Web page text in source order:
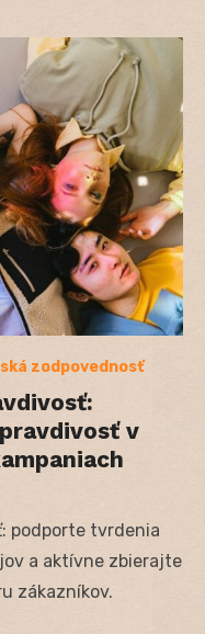
zodpovednosť
v
podporte tvrdenia
a aktívne zbierajte
zákazníkov.